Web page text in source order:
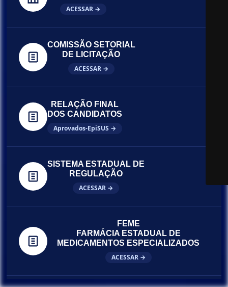
ACESSAR →
COMISSÃO SETORIAL
DE LICITAÇÃO
ACESSAR →
RELAÇÃO FINAL
DOS CANDIDATOS
Aprovados-EpiSUS →
SISTEMA ESTADUAL DE
REGULAÇÃO
ACESSAR →
FEME
FARMÁCIA ESTADUAL DE
MEDICAMENTOS ESPECIALIZADOS
ACESSAR →